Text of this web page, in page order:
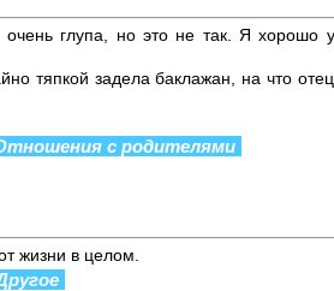
глупа, но это не так. Я хорошо
тяпкой задела баклажан, на что
с родителями
жизни в целом.